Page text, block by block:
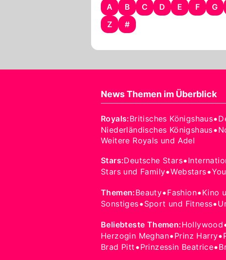
A B C D E F G
Z
#
News Themen im Überblick
Royals:Britisches Königshaus•
Niederländisches Königshaus•
Weitere Royals und Adel
Stars:Deutsche Stars•
Stars und Family•Webstars•
Themen:Beauty•Fashion•Kino
Sonstiges•Sport und Fitness•
Beliebteste Themen:Hollywood
Herzogin Meghan•Prinz Harry•
Brad Pitt •Prinzessin Beatrice•